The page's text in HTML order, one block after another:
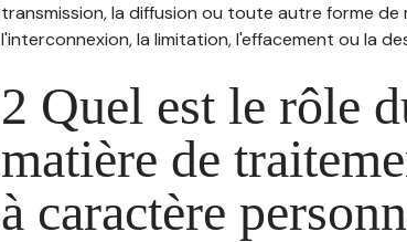
transmission, la diffusion ou toute autre forme
l'interconnexion, la limitation, l'effacement ou la
2 Quel est le rôle
matière de
à caractère